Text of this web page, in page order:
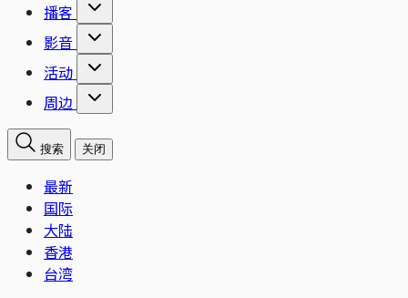
播客
影音
活动
周边
搜索 关闭
最新
国际
大陆
香港
台湾